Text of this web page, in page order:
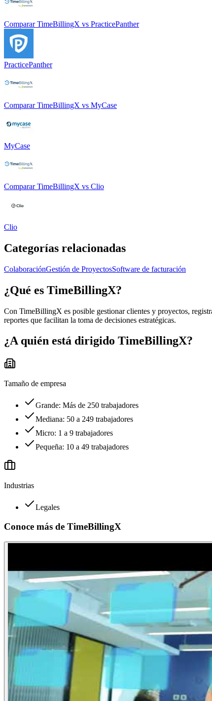
Comparar TimeBillingX vs PracticePanther
PracticePanther
Comparar TimeBillingX vs MyCase
MyCase
Comparar TimeBillingX vs Clio
Clio
Categorías relacionadas
ColaboraciónGestión de ProyectosSoftware de facturación
¿Qué es TimeBillingX?
Con TimeBillingX es posible gestionar clientes y proyectos,
reportes que facilitan la toma de decisiones estratégicas.
¿A quién está dirigido TimeBillingX?
Tamaño de empresa
Grande: Más de 250 trabajadores
Mediana: 50 a 249 trabajadores
Micro: 1 a 9 trabajadores
Pequeña: 10 a 49 trabajadores
Industrias
Legales
Conoce más de TimeBillingX